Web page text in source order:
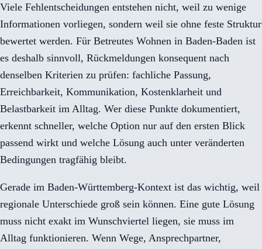
Viele Fehlentscheidungen entstehen nicht, weil zu wenige
Informationen vorliegen, sondern weil sie ohne feste Struktur
bewertet werden. Für Betreutes Wohnen in Baden-Baden ist
es deshalb sinnvoll, Rückmeldungen konsequent nach
denselben Kriterien zu prüfen: fachliche Passung,
Erreichbarkeit, Kommunikation, Kostenklarheit und
Belastbarkeit im Alltag. Wer diese Punkte dokumentiert,
erkennt schneller, welche Option nur auf den ersten Blick
passend wirkt und welche Lösung auch unter veränderten
Bedingungen tragfähig bleibt.
Gerade im Baden-Württemberg-Kontext ist das wichtig, weil
regionale Unterschiede groß sein können. Eine gute Lösung
muss nicht exakt im Wunschviertel liegen, sie muss im
Alltag funktionieren. Wenn Wege, Ansprechpartner,